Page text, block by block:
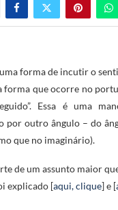
forma de incutir o
forma que ocorre no
Essa é uma
por outro ângulo – do
que no imaginário).
de um assunto maior
explicado [aqui, clique] e [